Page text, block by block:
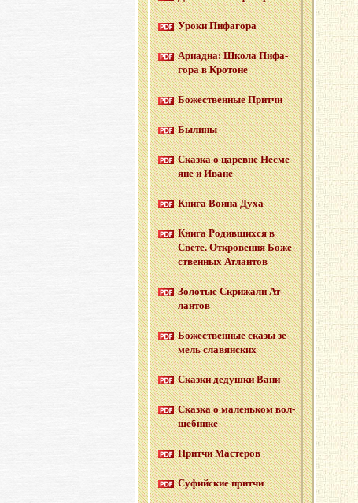
Уроки Пи­фа­го­ра
Ари­ад­на: Школа Пи­фа­
го­ра в Кро­тоне
Бо­же­ствен­ные Прит­чи
Бы­ли­ны
Сказ­ка о ца­ревне Несме­
яне и Иване
Книга Воина Духа
Книга Ро­див­ших­ся в
Свете. От­кро­ве­ния Бо­же­
ствен­ных Ат­лан­тов
Зо­ло­тые Cкри­жа­ли Ат­
лан­тов
Бо­же­ствен­ные сказы зе­
мель сла­вян­ских
Сказ­ки де­душ­ки Вани
Сказ­ка о ма­лень­ком вол­
шеб­ни­ке
Прит­чи Ма­сте­ров
Су­фий­ские прит­чи